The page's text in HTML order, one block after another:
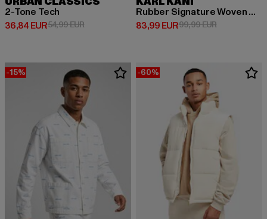
2-Tone Tech
36,84 EUR
Derzeitiger Preis: 36,84 EUR
54,99 EURAktionspreis: 54,99 EUR
Rubber Signature Woven Puffer
83,99 EUR
Derzeitiger Preis: 83,99 EUR
99,99 EURAktionspreis:
-15% -60%